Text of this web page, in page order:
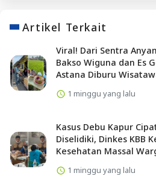
Artikel Terkait
Viral! Dari Sentra
Bakso Wiguna dan Es
Astana Diburu
1 minggu yang lalu
Kasus Debu Kapur
Diselidiki, Dinkes KBB
Kesehatan Massal
1 minggu yang lalu